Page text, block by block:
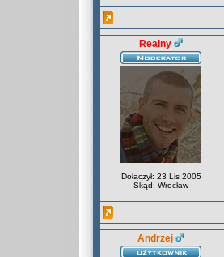
Realny
Dołączył: 23 Lis 2005
Skąd: Wrocław
Andrzej